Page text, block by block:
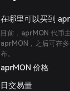
在哪里可以买到
目前，aprMON 代币
aprMON，之后可在
布。
aprMON 价格
日交易量